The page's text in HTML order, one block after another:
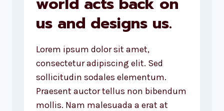
is
how
works.
us and designs us.
Lorem ipsum dolor sit amet,
consectetur adipiscing elit. Sed
sollicitudin sodales elementum.
Praesent auctor tellus non bibendum
mollis. Nam malesuada a erat at